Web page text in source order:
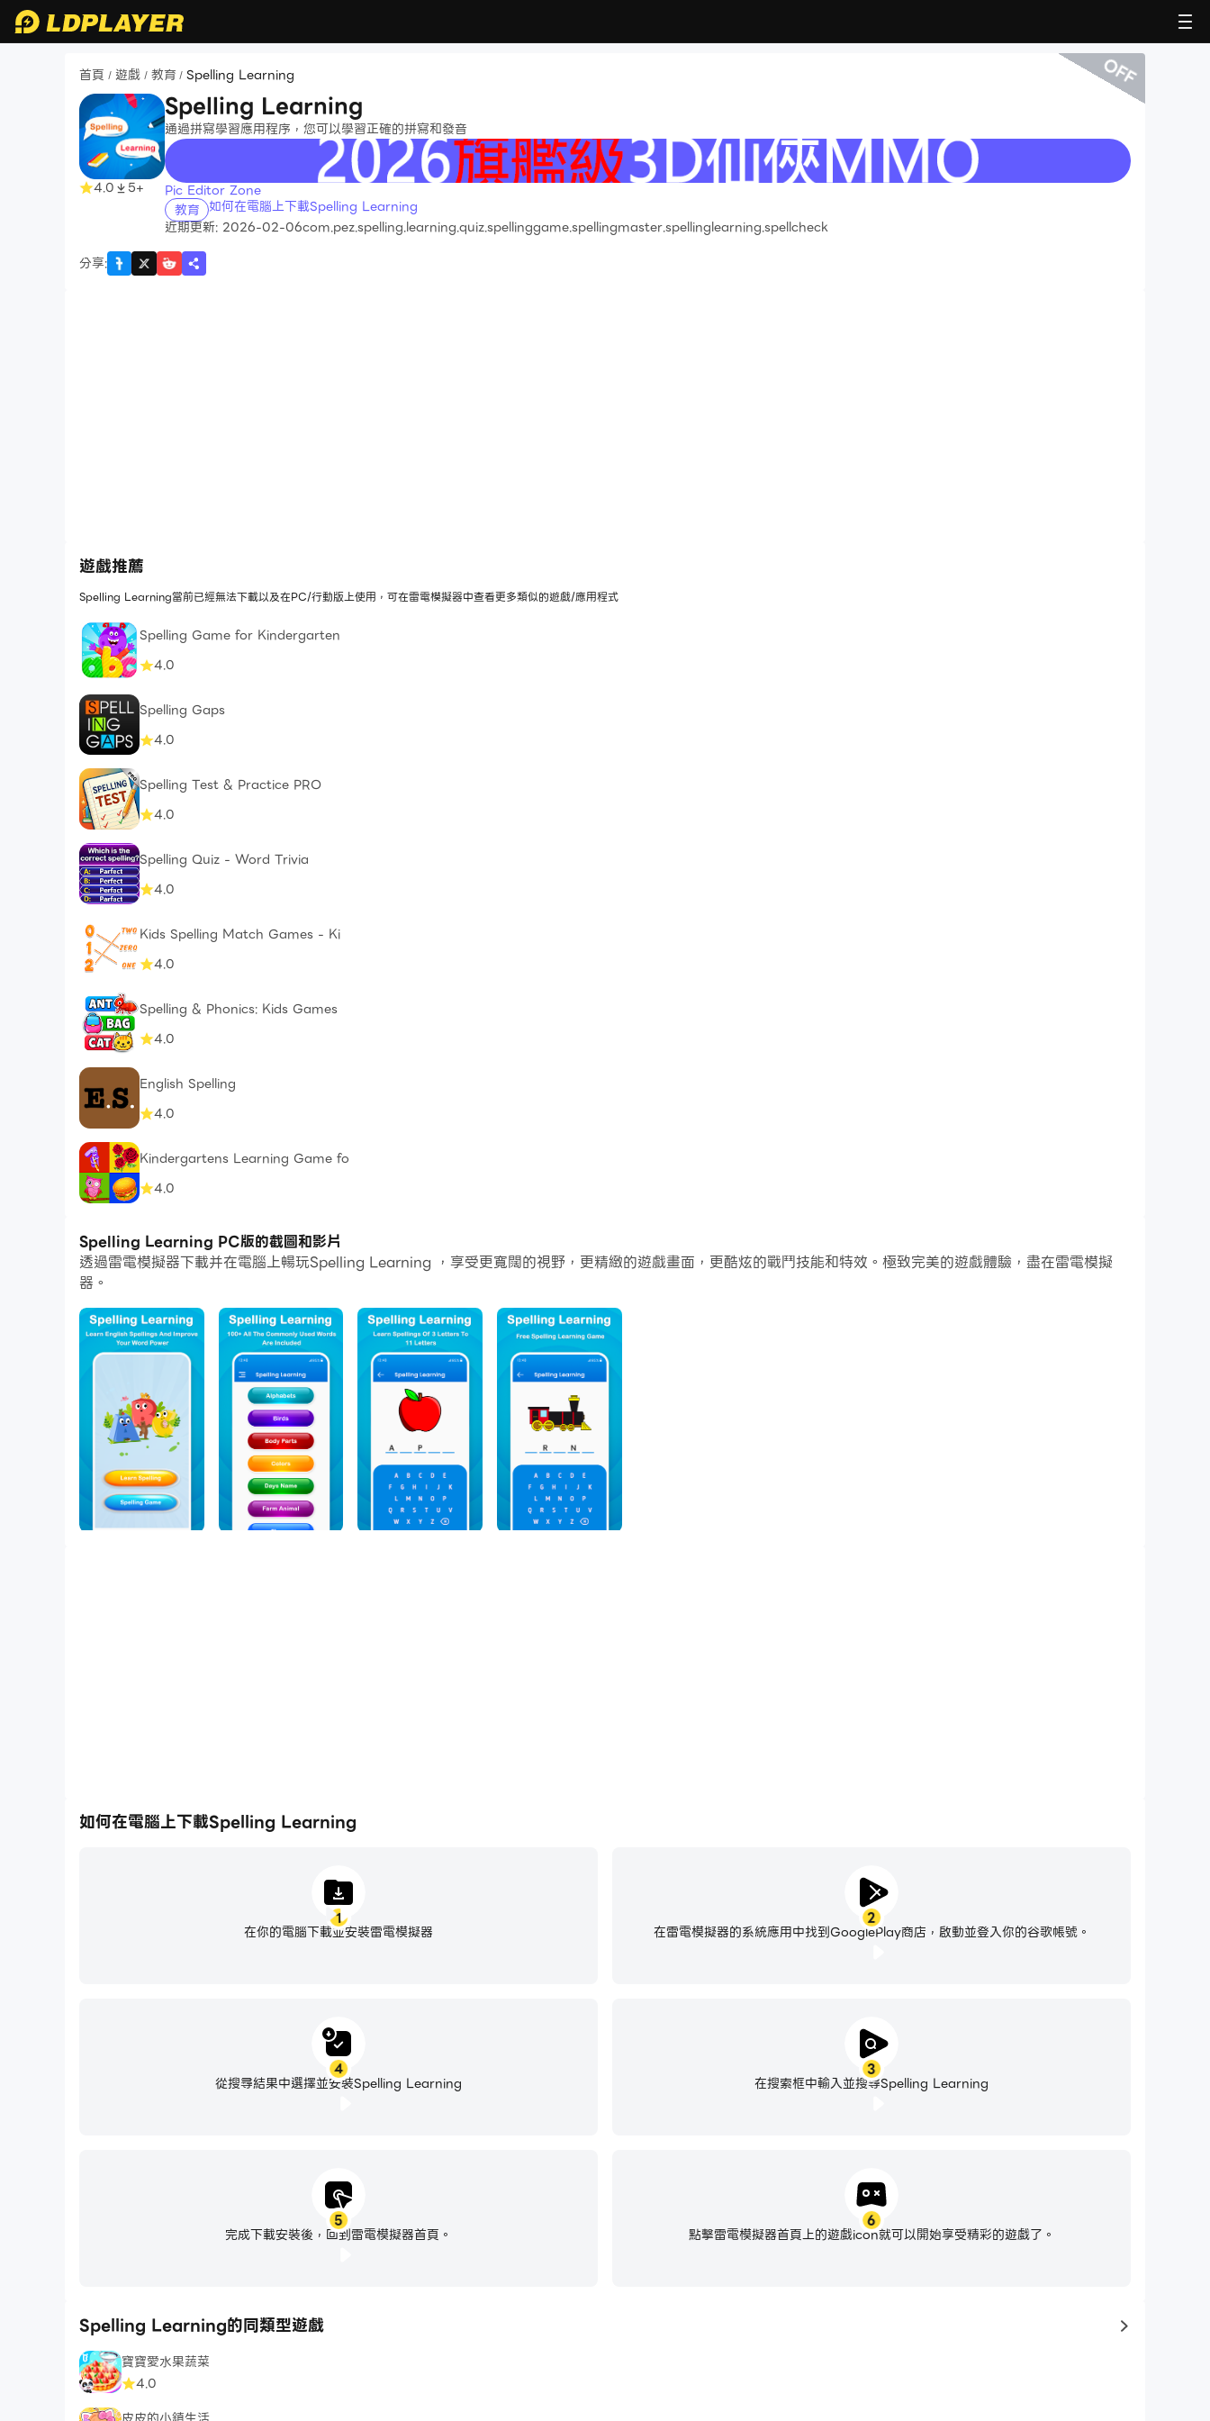
首頁 / 遊戲 / 教育 / Spelling Learning
4.0 5+
Spelling Learning
通過拼寫學習應用程序，您可以學習正確的拼寫和發音
recommend
Pic Editor Zone
教育 如何在電腦上下載Spelling Learning
近期更新: 2026-02-06com.pez.spelling.learning.quiz.spellinggame.spellingmaster.spellinglearning.spellcheck
分享:
OFF
遊戲推薦
Spelling Learning當前已經無法下載以及在PC/行動版上使用，可在雷電模擬器中查看更多類似的遊戲/應用程式
Spelling Game for Kindergarten
4.0
Spelling Gaps
4.0
Spelling Test & Practice PRO
4.0
Spelling Quiz - Word Trivia
4.0
Kids Spelling Match Games - Ki
4.0
Spelling & Phonics: Kids Games
4.0
English Spelling
4.0
Kindergartens Learning Game fo
4.0
Spelling Learning PC版的截圖和影片
透過雷電模擬器下載并在電腦上暢玩Spelling Learning ，享受更寬闊的視野，更精緻的遊戲畫面，更酷炫的戰鬥技能和特效。極致完美的遊戲體驗，盡在雷電模擬
器。
如何在電腦上下載Spelling Learning
1
在你的電腦下載並安裝雷電模擬器
2
在雷電模擬器的系統應用中找到GooglePlay商店，啟動並登入你的谷歌帳號。
3
在搜索框中輸入並搜尋Spelling Learning
4
從搜尋結果中選擇並安裝Spelling Learning
5
完成下載安裝後，回到雷電模擬器首頁。
6
點擊雷電模擬器首頁上的遊戲icon就可以開始享受精彩的遊戲了。
Spelling Learning的同類型遊戲 to same
寶寶愛水果蔬菜
4.0